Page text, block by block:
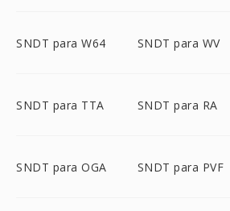
SNDT para W64 SNDT para WV
SNDT para TTA SNDT para RA
SNDT para OGA SNDT para PVF